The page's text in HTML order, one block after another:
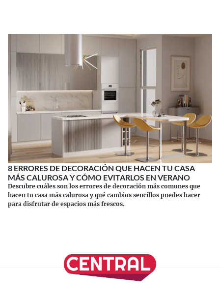
8 ERRORES DE DECORACIÓN QUE HACEN TU CASA
MÁS CALUROSA Y CÓMO EVITARLOS EN VERANO
Descubre cuáles son los errores de decoración más comunes que
hacen tu casa más calurosa y qué cambios sencillos puedes hacer
para disfrutar de espacios más frescos.